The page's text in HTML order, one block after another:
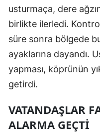
usturmaça, dere
birlikte ilerledi.
süre sonra bölgede
ayaklarına dayandı.
yapması, köprünün
getirdi.
VATANDAŞLAR
ALARMA GEÇTİ